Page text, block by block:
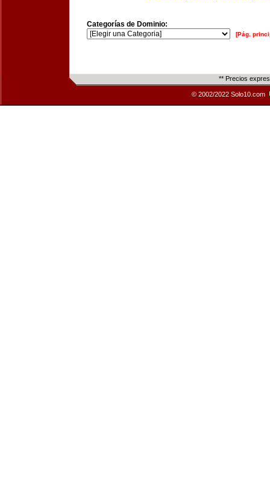
Categorías de Dominio:
[Pág.
** Precios
© 2002/2022 Solo10.com